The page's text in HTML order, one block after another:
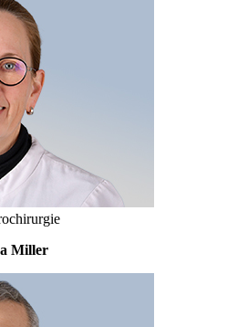
Miller